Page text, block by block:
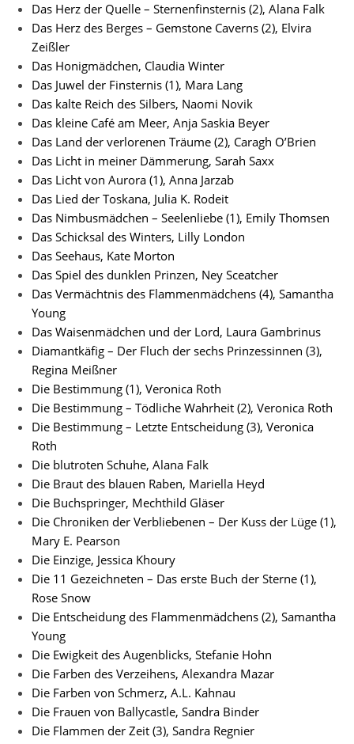
Das Herz der Quelle – Sternenfinsternis (2), Alana Falk
Das Herz des Berges – Gemstone Caverns (2), Elvira
Zeißler
Das Honigmädchen, Claudia Winter
Das Juwel der Finsternis (1), Mara Lang
Das kalte Reich des Silbers, Naomi Novik
Das kleine Café am Meer, Anja Saskia Beyer
Das Land der verlorenen Träume (2), Caragh O’Brien
Das Licht in meiner Dämmerung, Sarah Saxx
Das Licht von Aurora (1), Anna Jarzab
Das Lied der Toskana, Julia K. Rodeit
Das Nimbusmädchen – Seelenliebe (1), Emily Thomsen
Das Schicksal des Winters, Lilly London
Das Seehaus, Kate Morton
Das Spiel des dunklen Prinzen, Ney Sceatcher
Das Vermächtnis des Flammenmädchens (4), Samantha
Young
Das Waisenmädchen und der Lord, Laura Gambrinus
Diamantkäfig – Der Fluch der sechs Prinzessinnen (3),
Regina Meißner
Die Bestimmung (1), Veronica Roth
Die Bestimmung – Tödliche Wahrheit (2), Veronica Roth
Die Bestimmung – Letzte Entscheidung (3), Veronica
Roth
Die blutroten Schuhe, Alana Falk
Die Braut des blauen Raben, Mariella Heyd
Die Buchspringer, Mechthild Gläser
Die Chroniken der Verbliebenen – Der Kuss der Lüge (1),
Mary E. Pearson
Die Einzige, Jessica Khoury
Die 11 Gezeichneten – Das erste Buch der Sterne (1),
Rose Snow
Die Entscheidung des Flammenmädchens (2), Samantha
Young
Die Ewigkeit des Augenblicks, Stefanie Hohn
Die Farben des Verzeihens, Alexandra Mazar
Die Farben von Schmerz, A.L. Kahnau
Die Frauen von Ballycastle, Sandra Binder
Die Flammen der Zeit (3), Sandra Regnier